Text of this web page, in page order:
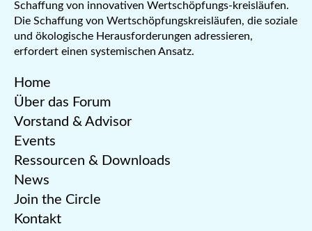
Schaffung von innovativen Wertschöpfungs-kreisläufen.
Die Schaffung von Wertschöpfungskreisläufen, die soziale
und ökologische Herausforderungen adressieren,
erfordert einen systemischen Ansatz.
Home
Über das Forum
Vorstand & Advisor
Events
Ressourcen & Downloads
News
Join the Circle
Kontakt